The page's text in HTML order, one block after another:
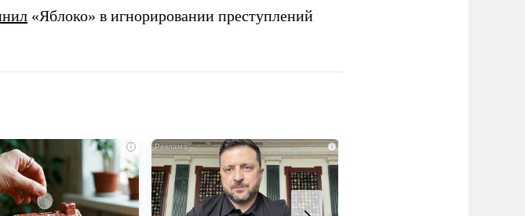
«Яблоко» в игнорировании преступлений
i i